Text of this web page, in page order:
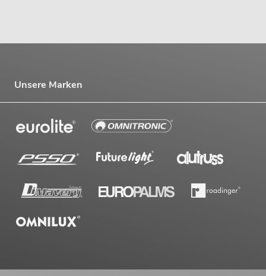
Unsere Marken